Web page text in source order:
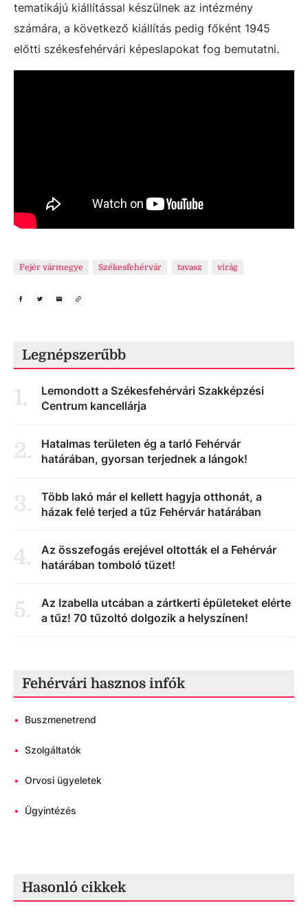
tematikájú kiállítással készülnek az intézmény
számára, a következő kiállítás pedig főként 1945
előtti székesfehérvári képeslapokat fog bemutatni.
Fejér vármegye Székesfehérvár tavasz virág
Legnépszerűbb
1.
Lemondott a Székesfehérvári Szakképzési
Centrum kancellárja
2.
Hatalmas területen ég a tarló Fehérvár
határában, gyorsan terjednek a lángok!
3.
Több lakó már el kellett hagyja otthonát, a
házak felé terjed a tűz Fehérvár határában
4.
Az összefogás erejével oltották el a Fehérvár
határában tomboló tüzet!
5.
Az Izabella utcában a zártkerti épületeket elérte
a tűz! 70 tűzoltó dolgozik a helyszínen!
Fehérvári hasznos infók
• Buszmenetrend
• Szolgáltatók
• Orvosi ügyeletek
• Ügyintézés
Hasonló cikkek